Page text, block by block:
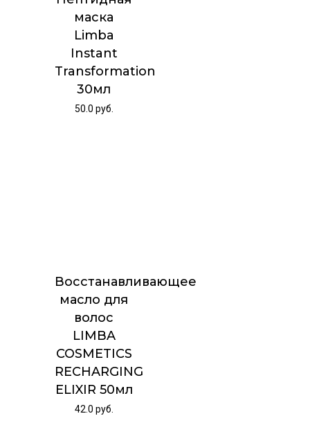
маска
Limba
Instant
Transformation
30мл
50.0 руб.
Восстанавливающее
масло для
волос
LIMBA
COSMETICS
RECHARGING
ELIXIR 50мл
42.0 руб.